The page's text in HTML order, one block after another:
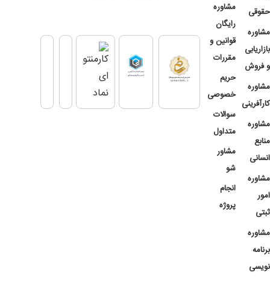
حقوقی
مشاوره
بازاریابی
و فروش
مشاوره
کارآفرینی
مشاوره
منابع
انسانی
مشاوره
امور
ثبتی
مشاوره
برنامه
نویسی
مشاوره
رایگان
قوانین و
مقررات
حریم
خصوصی
سوالات
متداول
مشاور
شو
انجام
پروژه